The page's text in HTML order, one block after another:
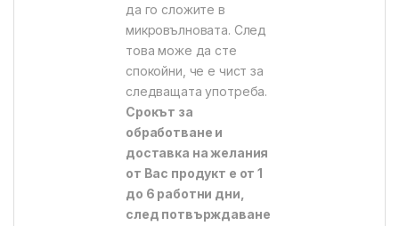
да го сложите в
микровълновата. След
това може да сте
спокойни, че е чист за
следващата употреба.
Срокът за
обработване и
доставка на желания
от Вас продукт е от 1
до 6 работни дни,
след потвърждаване